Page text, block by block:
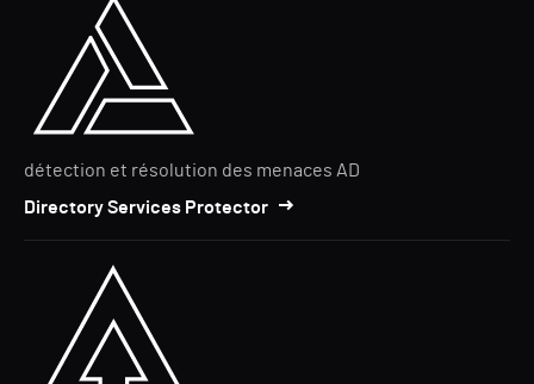
détection et résolution des menaces AD
Directory Services Protector